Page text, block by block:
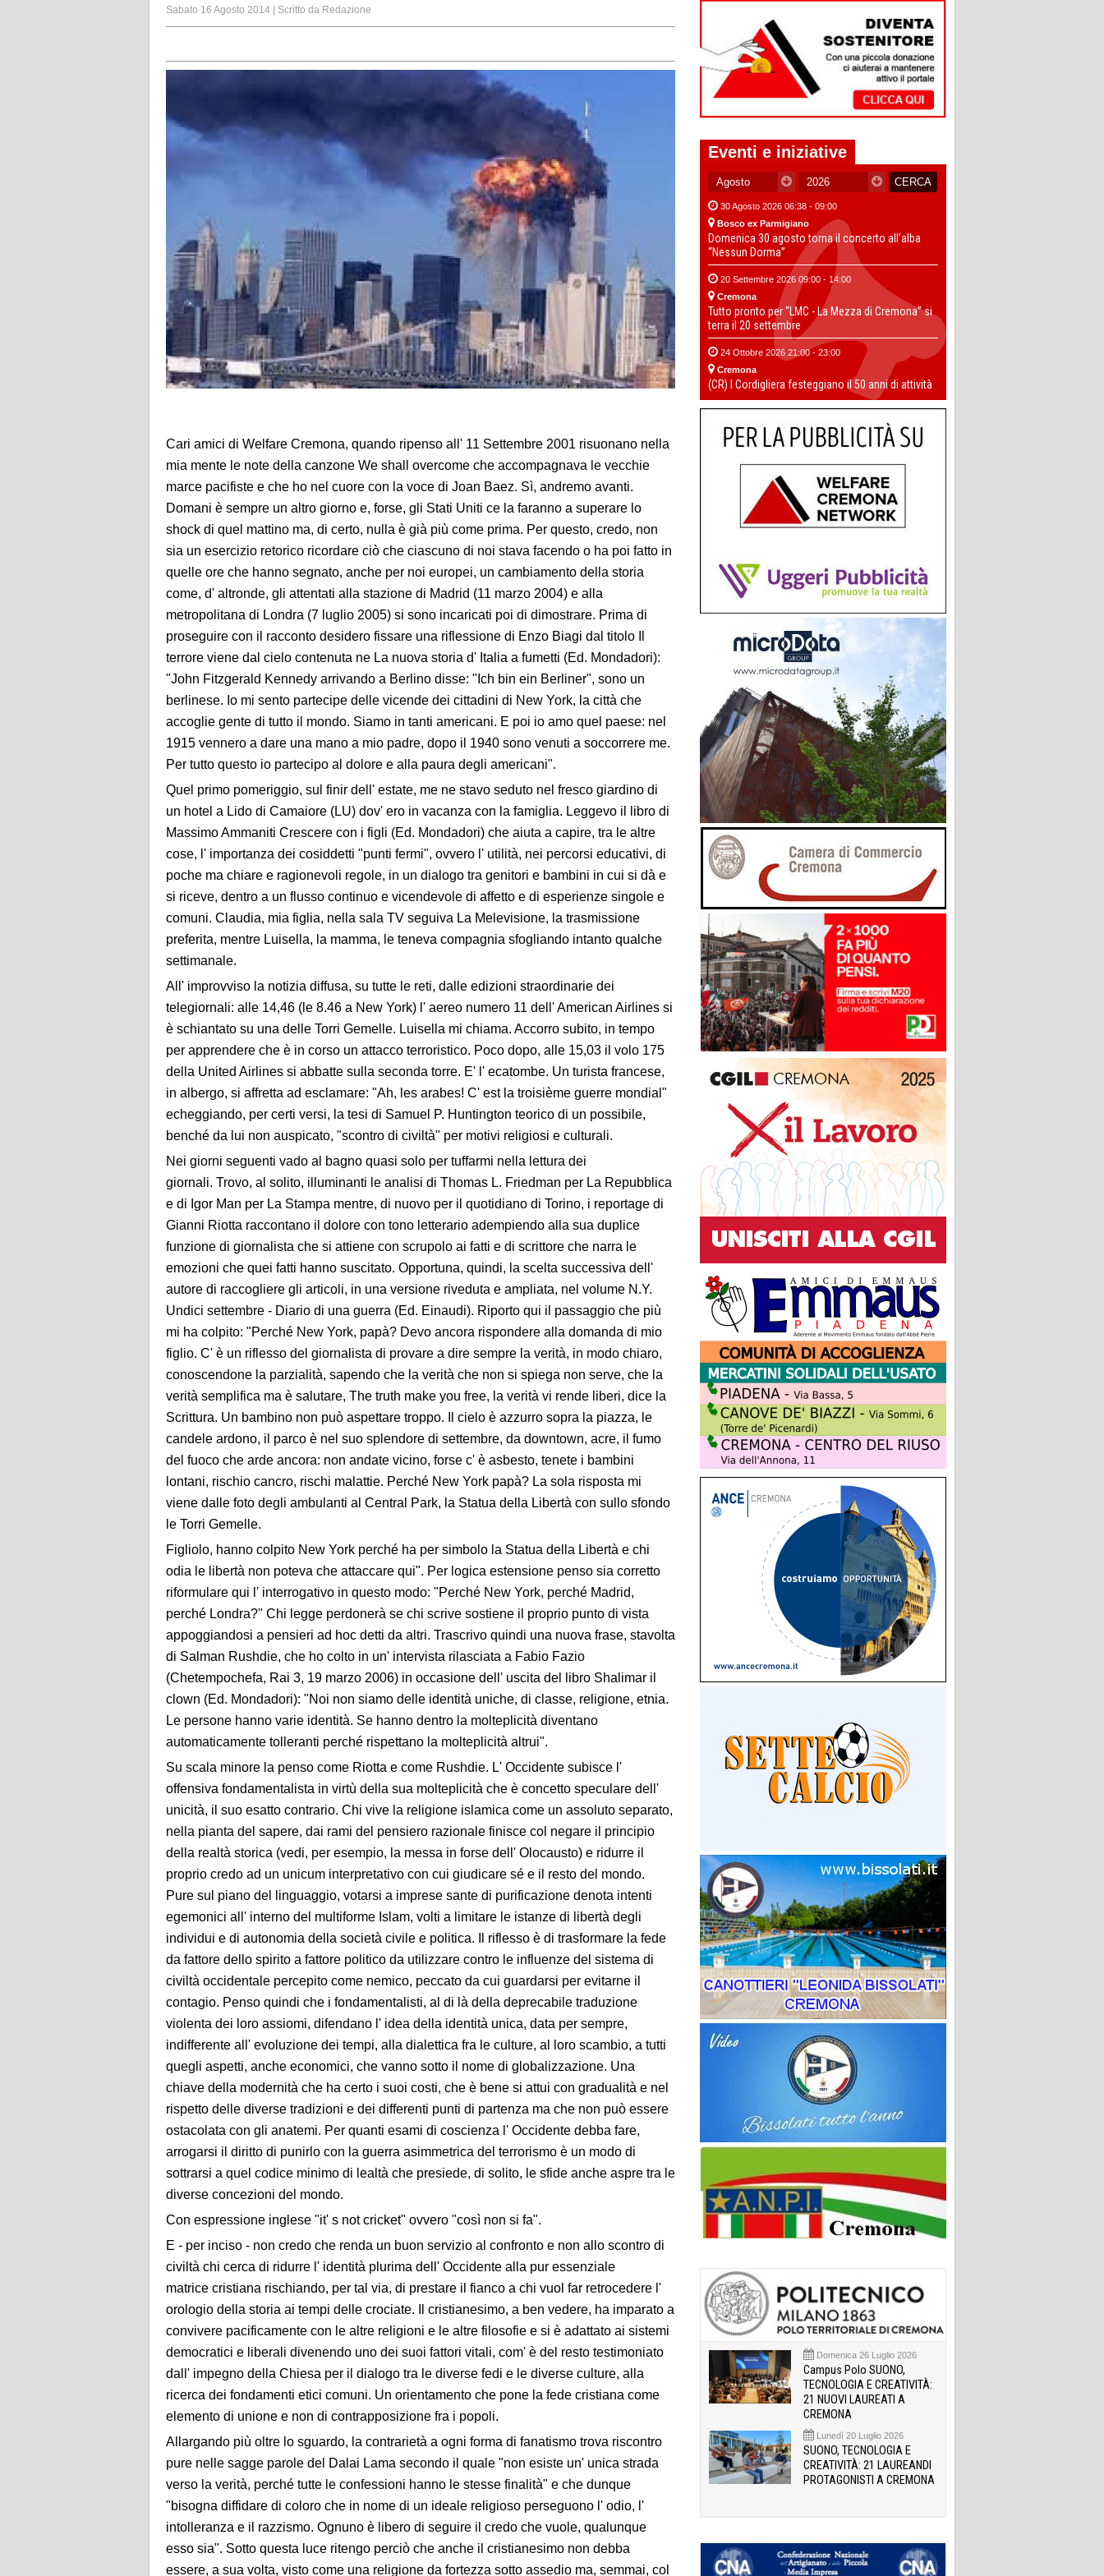
Sabato 16 Agosto 2014 | Scritto da Redazione
Cari amici di Welfare Cremona, quando ripenso all' 11 Settembre 2001 risuonano nella
mia mente le note della canzone We shall overcome che accompagnava le vecchie
marce pacifiste e che ho nel cuore con la voce di Joan Baez. Sì, andremo avanti.
Domani è sempre un altro giorno e, forse, gli Stati Uniti ce la faranno a superare lo
shock di quel mattino ma, di certo, nulla è già più come prima. Per questo, credo, non
sia un esercizio retorico ricordare ciò che ciascuno di noi stava facendo o ha poi fatto in
quelle ore che hanno segnato, anche per noi europei, un cambiamento della storia
come, d' altronde, gli attentati alla stazione di Madrid (11 marzo 2004) e alla
metropolitana di Londra (7 luglio 2005) si sono incaricati poi di dimostrare. Prima di
proseguire con il racconto desidero fissare una riflessione di Enzo Biagi dal titolo Il
terrore viene dal cielo contenuta ne La nuova storia d' Italia a fumetti (Ed. Mondadori):
"John Fitzgerald Kennedy arrivando a Berlino disse: "Ich bin ein Berliner", sono un
berlinese. Io mi sento partecipe delle vicende dei cittadini di New York, la città che
accoglie gente di tutto il mondo. Siamo in tanti americani. E poi io amo quel paese: nel
1915 vennero a dare una mano a mio padre, dopo il 1940 sono venuti a soccorrere me.
Per tutto questo io partecipo al dolore e alla paura degli americani".
Quel primo pomeriggio, sul finir dell' estate, me ne stavo seduto nel fresco giardino di
un hotel a Lido di Camaiore (LU) dov' ero in vacanza con la famiglia. Leggevo il libro di
Massimo Ammaniti Crescere con i figli (Ed. Mondadori) che aiuta a capire, tra le altre
cose, l' importanza dei cosiddetti "punti fermi", ovvero l' utilità, nei percorsi educativi, di
poche ma chiare e ragionevoli regole, in un dialogo tra genitori e bambini in cui si dà e
si riceve, dentro a un flusso continuo e vicendevole di affetto e di esperienze singole e
comuni. Claudia, mia figlia, nella sala TV seguiva La Melevisione, la trasmissione
preferita, mentre Luisella, la mamma, le teneva compagnia sfogliando intanto qualche
settimanale.
All' improvviso la notizia diffusa, su tutte le reti, dalle edizioni straordinarie dei
telegiornali: alle 14,46 (le 8.46 a New York) l' aereo numero 11 dell' American Airlines si
è schiantato su una delle Torri Gemelle. Luisella mi chiama. Accorro subito, in tempo
per apprendere che è in corso un attacco terroristico. Poco dopo, alle 15,03 il volo 175
della United Airlines si abbatte sulla seconda torre. E' l' ecatombe. Un turista francese,
in albergo, si affretta ad esclamare: "Ah, les arabes! C' est la troisième guerre mondial"
echeggiando, per certi versi, la tesi di Samuel P. Huntington teorico di un possibile,
benché da lui non auspicato, "scontro di civiltà" per motivi religiosi e culturali.
Nei giorni seguenti vado al bagno quasi solo per tuffarmi nella lettura dei
giornali. Trovo, al solito, illuminanti le analisi di Thomas L. Friedman per La Repubblica
e di Igor Man per La Stampa mentre, di nuovo per il quotidiano di Torino, i reportage di
Gianni Riotta raccontano il dolore con tono letterario adempiendo alla sua duplice
funzione di giornalista che si attiene con scrupolo ai fatti e di scrittore che narra le
emozioni che quei fatti hanno suscitato. Opportuna, quindi, la scelta successiva dell'
autore di raccogliere gli articoli, in una versione riveduta e ampliata, nel volume N.Y.
Undici settembre - Diario di una guerra (Ed. Einaudi). Riporto qui il passaggio che più
mi ha colpito: "Perché New York, papà? Devo ancora rispondere alla domanda di mio
figlio. C' è un riflesso del giornalista di provare a dire sempre la verità, in modo chiaro,
conoscendone la parzialità, sapendo che la verità che non si spiega non serve, che la
verità semplifica ma è salutare, The truth make you free, la verità vi rende liberi, dice la
Scrittura. Un bambino non può aspettare troppo. Il cielo è azzurro sopra la piazza, le
candele ardono, il parco è nel suo splendore di settembre, da downtown, acre, il fumo
del fuoco che arde ancora: non andate vicino, forse c' è asbesto, tenete i bambini
lontani, rischio cancro, rischi malattie. Perché New York papà? La sola risposta mi
viene dalle foto degli ambulanti al Central Park, la Statua della Libertà con sullo sfondo
le Torri Gemelle.
Figliolo, hanno colpito New York perché ha per simbolo la Statua della Libertà e chi
odia le libertà non poteva che attaccare qui". Per logica estensione penso sia corretto
riformulare qui l' interrogativo in questo modo: "Perché New York, perché Madrid,
perché Londra?" Chi legge perdonerà se chi scrive sostiene il proprio punto di vista
appoggiandosi a pensieri ad hoc detti da altri. Trascrivo quindi una nuova frase, stavolta
di Salman Rushdie, che ho colto in un' intervista rilasciata a Fabio Fazio
(Chetempochefa, Rai 3, 19 marzo 2006) in occasione dell' uscita del libro Shalimar il
clown (Ed. Mondadori): "Noi non siamo delle identità uniche, di classe, religione, etnia.
Le persone hanno varie identità. Se hanno dentro la molteplicità diventano
automaticamente tolleranti perché rispettano la molteplicità altrui".
Su scala minore la penso come Riotta e come Rushdie. L' Occidente subisce l'
offensiva fondamentalista in virtù della sua molteplicità che è concetto speculare dell'
unicità, il suo esatto contrario. Chi vive la religione islamica come un assoluto separato,
nella pianta del sapere, dai rami del pensiero razionale finisce col negare il principio
della realtà storica (vedi, per esempio, la messa in forse dell' Olocausto) e ridurre il
proprio credo ad un unicum interpretativo con cui giudicare sé e il resto del mondo.
Pure sul piano del linguaggio, votarsi a imprese sante di purificazione denota intenti
egemonici all' interno del multiforme Islam, volti a limitare le istanze di libertà degli
individui e di autonomia della società civile e politica. Il riflesso è di trasformare la fede
da fattore dello spirito a fattore politico da utilizzare contro le influenze del sistema di
civiltà occidentale percepito come nemico, peccato da cui guardarsi per evitarne il
contagio. Penso quindi che i fondamentalisti, al di là della deprecabile traduzione
violenta dei loro assiomi, difendano l' idea della identità unica, data per sempre,
indifferente all' evoluzione dei tempi, alla dialettica fra le culture, al loro scambio, a tutti
quegli aspetti, anche economici, che vanno sotto il nome di globalizzazione. Una
chiave della modernità che ha certo i suoi costi, che è bene si attui con gradualità e nel
rispetto delle diverse tradizioni e dei differenti punti di partenza ma che non può essere
ostacolata con gli anatemi. Per quanti esami di coscienza l' Occidente debba fare,
arrogarsi il diritto di punirlo con la guerra asimmetrica del terrorismo è un modo di
sottrarsi a quel codice minimo di lealtà che presiede, di solito, le sfide anche aspre tra le
diverse concezioni del mondo.
Con espressione inglese "it' s not cricket" ovvero "così non si fa".
E - per inciso - non credo che renda un buon servizio al confronto e non allo scontro di
civiltà chi cerca di ridurre l' identità plurima dell' Occidente alla pur essenziale
matrice cristiana rischiando, per tal via, di prestare il fianco a chi vuol far retrocedere l'
orologio della storia ai tempi delle crociate. Il cristianesimo, a ben vedere, ha imparato a
convivere pacificamente con le altre religioni e le altre filosofie e si è adattato ai sistemi
democratici e liberali divenendo uno dei suoi fattori vitali, com' è del resto testimoniato
dall' impegno della Chiesa per il dialogo tra le diverse fedi e le diverse culture, alla
ricerca dei fondamenti etici comuni. Un orientamento che pone la fede cristiana come
elemento di unione e non di contrapposizione fra i popoli.
Allargando più oltre lo sguardo, la contrarietà a ogni forma di fanatismo trova riscontro
pure nelle sagge parole del Dalai Lama secondo il quale "non esiste un' unica strada
verso la verità, perché tutte le confessioni hanno le stesse finalità" e che dunque
"bisogna diffidare di coloro che in nome di un ideale religioso perseguono l' odio, l'
intolleranza e il razzismo. Ognuno è libero di seguire il credo che vuole, qualunque
esso sia". Sotto questa luce ritengo perciò che anche il cristianesimo non debba
essere, a sua volta, visto come una religione da fortezza sotto assedio ma, semmai, col
Eventi e iniziative
30 Agosto 2026 06:38 - 09:00
Bosco ex Parmigiano
Domenica 30 agosto torna il concerto all’alba
“Nessun Dorma”
20 Settembre 2026 09:00 - 14:00
Cremona
Tutto pronto per “LMC - La Mezza di Cremona” si
terra il 20 settembre
24 Ottobre 2026 21:00 - 23:00
Cremona
(CR) I Cordigliera festeggiano il 50 anni di attività
Domenica 26 Luglio 2026
Campus Polo SUONO,
TECNOLOGIA E CREATIVITÀ:
21 NUOVI LAUREATI A
CREMONA
Lunedì 20 Luglio 2026
SUONO, TECNOLOGIA E
CREATIVITÀ: 21 LAUREANDI
PROTAGONISTI A CREMONA